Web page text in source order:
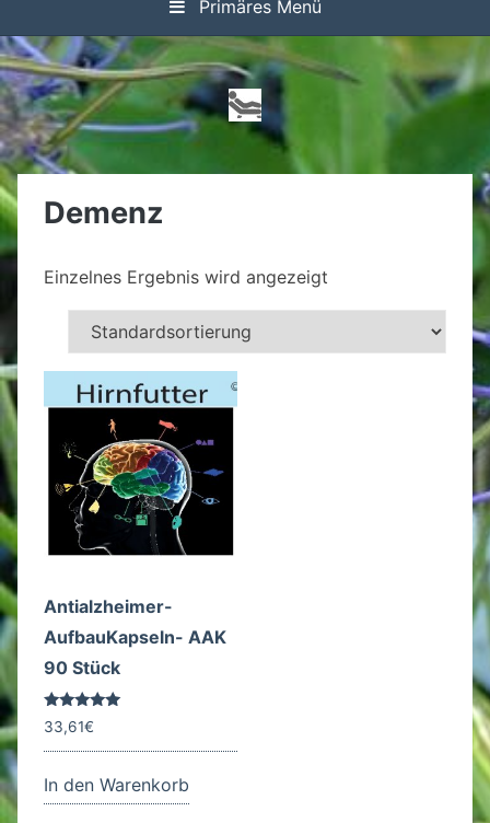
Primäres Menü
Demenz
Einzelnes Ergebnis wird angezeigt
Antialzheimer-
AufbauKapseln- AAK
90 Stück
Bewertet
mit
5.00
33,61€
In den Warenkorb